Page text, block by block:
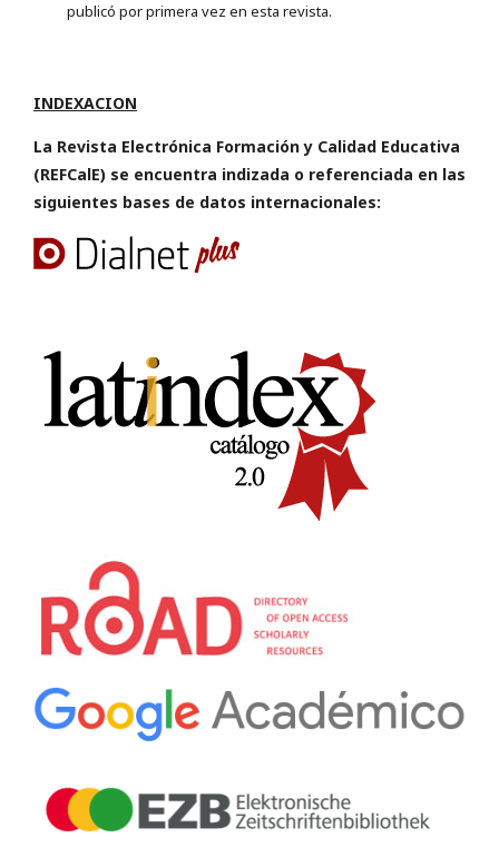
publicó por primera vez en esta revista.
INDEXACION
La Revista Electrónica Formación y Calidad Educativa
(REFCalE) se encuentra indizada o referenciada en las
siguientes bases de datos internacionales: